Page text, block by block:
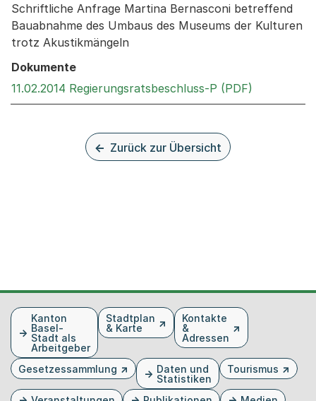
Schriftliche Anfrage Martina Bernasconi betreffend
Bauabnahme des Umbaus des Museums der Kulturen
trotz Akustikmängeln
Dokumente
11.02.2014 Regierungsratsbeschluss-P (PDF)
Zurück zur Übersicht
FusszeileKanton
Basel-
Stadt als
Arbeitgeber
Stadtplan
& Karte
Kontakte
&
Adressen
Gesetzessammlung
Daten und
Statistiken
Tourismus